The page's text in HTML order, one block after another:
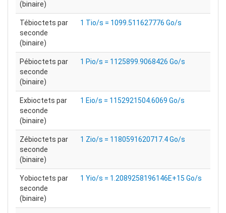
(binaire)
Tébioctets par
seconde
(binaire)
1 Tio/s = 1099.511627776 Go/s
Pébioctets par
seconde
(binaire)
1 Pio/s = 1125899.9068426 Go/s
Exbioctets par
seconde
(binaire)
1 Eio/s = 1152921504.6069 Go/s
Zébioctets par
seconde
(binaire)
1 Zio/s = 1180591620717.4 Go/s
Yobioctets par
seconde
(binaire)
1 Yio/s = 1.2089258196146E+15 Go/s